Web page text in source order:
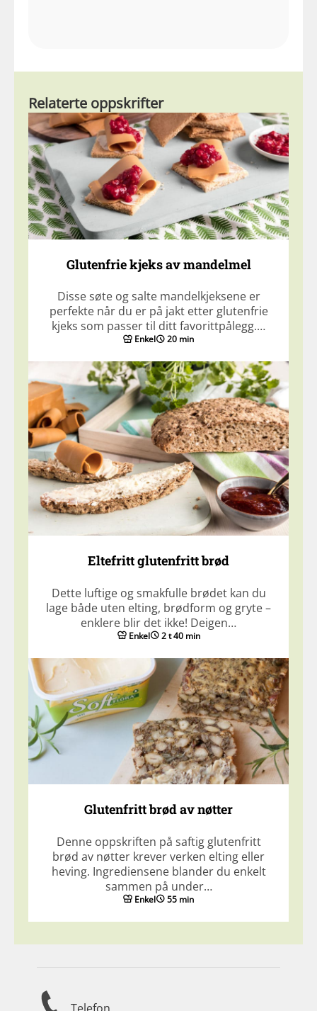
Relaterte oppskrifter
Glutenfrie kjeks av mandelmel
Disse søte og salte mandelkjeksene er
perfekte når du er på jakt etter glutenfrie
kjeks som passer til ditt favorittpålegg.…
Enkel 20 min
Eltefritt glutenfritt brød
Dette luftige og smakfulle brødet kan du
lage både uten elting, brødform og gryte –
enklere blir det ikke! Deigen…
Enkel 2 t 40 min
Glutenfritt brød av nøtter
Denne oppskriften på saftig glutenfritt
brød av nøtter krever verken elting eller
heving. Ingrediensene blander du enkelt
sammen på under…
Enkel 55 min